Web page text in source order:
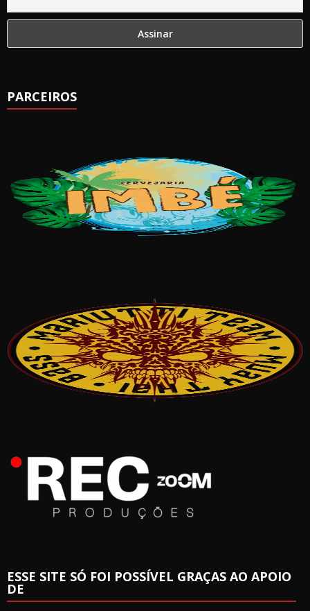
PARCEIROS
ESSE SITE SÓ FOI POSSÍVEL GRAÇAS AO APOIO
DE